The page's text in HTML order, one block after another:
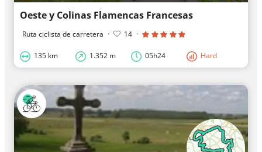
Oeste y Colinas Flamencas Francesas
Ruta ciclista de carretera · 14 ·
135 km 1.352 m 05h24 Hard